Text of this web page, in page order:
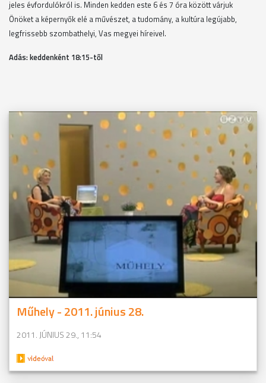
jeles évfordulókról is. Minden kedden este 6 és 7 óra között várjuk
Önöket a képernyők elé a művészet, a tudomány, a kultúra legújabb,
legfrissebb szombathelyi, Vas megyei híreivel.
Adás: keddenként 18:15-től
Műhely - 2011. június 28.
2011. JÚNIUS 29., 11:54